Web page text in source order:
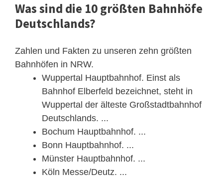
Was sind die 10 größten Bahnhöfe
Deutschlands?
Zahlen und Fakten zu unseren zehn größten
Bahnhöfen in NRW.
Wuppertal Hauptbahnhof. Einst als
Bahnhof Elberfeld bezeichnet, steht in
Wuppertal der älteste Großstadtbahnhof
Deutschlands. ...
Bochum Hauptbahnhof. ...
Bonn Hauptbahnhof. ...
Münster Hauptbahnhof. ...
Köln Messe/Deutz. ...